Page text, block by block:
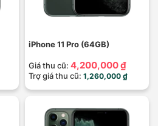
iPhone 11 Pro (64GB)
Giá thu cũ: 4,200,000 ₫
Trợ giá thu cũ: 1,260,000 ₫